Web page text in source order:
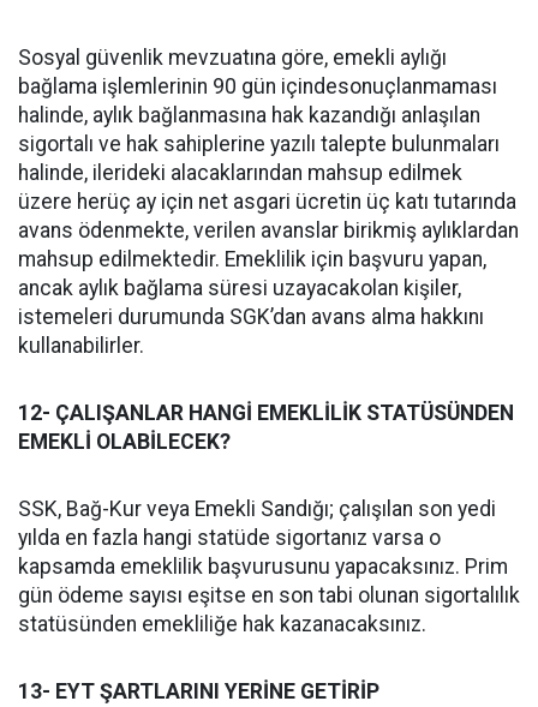
Sosyal güvenlik mevzuatına göre, emekli aylığı
bağlama işlemlerinin 90 gün içindesonuçlanmaması
halinde, aylık bağlanmasına hak kazandığı anlaşılan
sigortalı ve hak sahiplerine yazılı talepte bulunmaları
halinde, ilerideki alacaklarından mahsup edilmek
üzere herüç ay için net asgari ücretin üç katı tutarında
avans ödenmekte, verilen avanslar birikmiş aylıklardan
mahsup edilmektedir. Emeklilik için başvuru yapan,
ancak aylık bağlama süresi uzayacakolan kişiler,
istemeleri durumunda SGK’dan avans alma hakkını
kullanabilirler.
12- ÇALIŞANLAR HANGİ EMEKLİLİK STATÜSÜNDEN
EMEKLİ OLABİLECEK?
SSK, Bağ-Kur veya Emekli Sandığı; çalışılan son yedi
yılda en fazla hangi statüde sigortanız varsa o
kapsamda emeklilik başvurusunu yapacaksınız. Prim
gün ödeme sayısı eşitse en son tabi olunan sigortalılık
statüsünden emekliliğe hak kazanacaksınız.
13- EYT ŞARTLARINI YERİNE GETİRİP